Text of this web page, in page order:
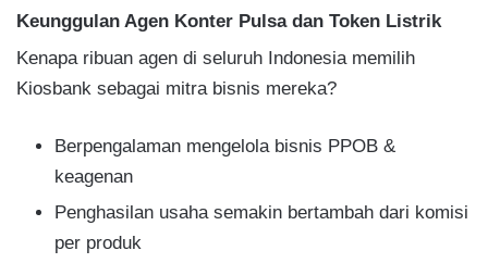
Keunggulan Agen Konter Pulsa dan Token Listrik
Kenapa ribuan agen di seluruh Indonesia memilih
Kiosbank sebagai mitra bisnis mereka?
Berpengalaman mengelola bisnis PPOB &
keagenan​
Penghasilan usaha semakin bertambah dari komisi
per produk​